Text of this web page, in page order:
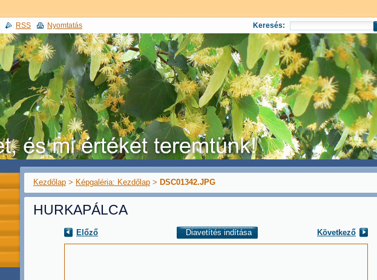
Kezdőlap > Képgaléria: Kezdőlap > DSC01342.JPG
HURKAPÁLCA
Előző Diavetítés indítása Következő
RSS Nyomtatás Keresés: